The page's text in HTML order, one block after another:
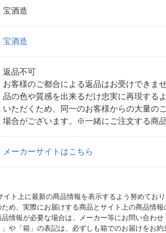
宝酒造
宝酒造
返品不可
お客様のご都合による返品はお受けでき
品の色や質感を出来るだけ忠実に再現する
いただくため、同一のお客様からの大量の
場合がございます。※一緒にご注文する商
メーカーサイトはこちら
イト上に最新の商品情報を表示するよう努めてお
め、実際にお届けする商品とサイト上の商品情
情報が必要な場合は、メーカー等にお問い合わせ
や「箱」の表記は、必ずしも箱でのお届けをお